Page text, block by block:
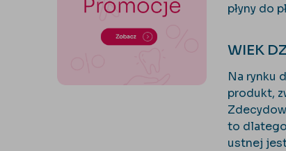
płyny do
WIEK
Na rynku
produkt,
to
ustnej